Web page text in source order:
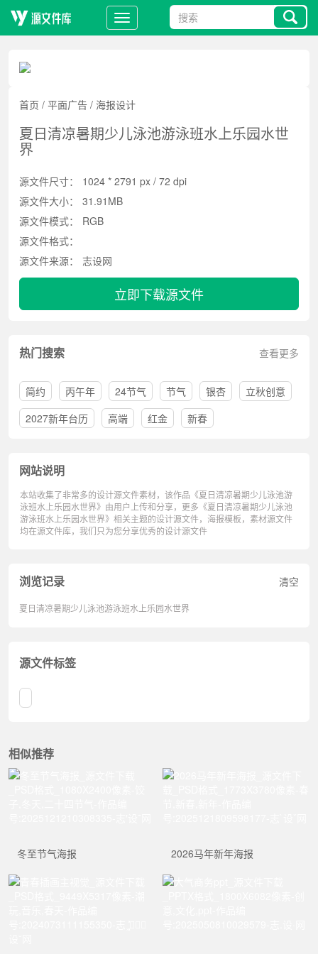
首页 / 平面广告 / 海报设计
夏日清凉暑期少儿泳池游泳班水上乐园水世
界
源文件尺寸：
1024 * 2791 px / 72 dpi
源文件大小：
31.91MB
源文件模式：
RGB
源文件格式：
源文件来源：
志设网
立即下载源文件
热门搜索 查看更多
简约 丙午年 24节气 节气 银杏
立秋创意
2027新年台历
高端 红金 新春
网站说明
本站收集了非常多的设计源文件素材，该作品《夏日清凉暑期少儿泳池游
泳班水上乐园水世界》由用户上传和分享，更多《夏日清凉暑期少儿泳池
游泳班水上乐园水世界》相关主题的设计源文件，海报模板，素材源文件
均在源文件库，我们只为您分享优秀的设计源文件
浏览记录 清空
夏日清凉暑期少儿泳池游泳班水上乐园水世界
源文件标签
相似推荐
冬至节气海报 2026马年新年海报